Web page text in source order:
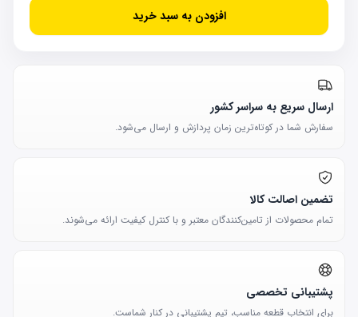
افزودن به سبد خرید
ارسال سریع به سراسر کشور
سفارش شما در کوتاه‌ترین زمان پردازش و ارسال می‌شود.
تضمین اصالت کالا
تمام محصولات از تامین‌کنندگان معتبر و با کنترل کیفیت ارائه می‌شوند.
پشتیبانی تخصصی
برای انتخاب قطعه مناسب، تیم پشتیبانی در کنار شماست.